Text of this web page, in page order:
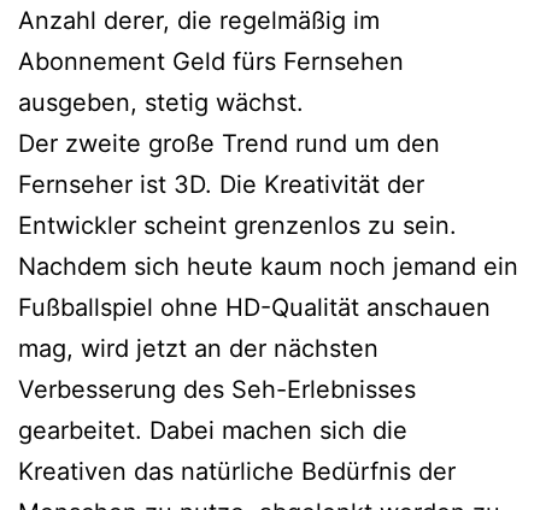
Anzahl derer, die regelmäßig im
Abonnement Geld fürs Fernsehen
ausgeben, stetig wächst.
Der zweite große Trend rund um den
Fernseher ist 3D. Die Kreativität der
Entwickler scheint grenzenlos zu sein.
Nachdem sich heute kaum noch jemand ein
Fußballspiel ohne HD-Qualität anschauen
mag, wird jetzt an der nächsten
Verbesserung des Seh-Erlebnisses
gearbeitet. Dabei machen sich die
Kreativen das natürliche Bedürfnis der